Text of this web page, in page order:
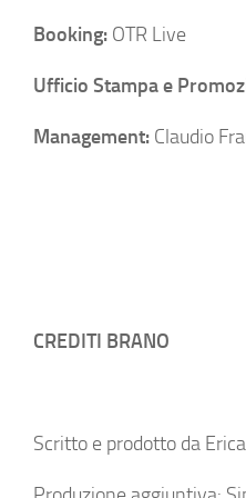
Booking: OTR Live
Ufficio Stampa e
Management: Claudio
CREDITI BRANO
Scritto e prodotto da